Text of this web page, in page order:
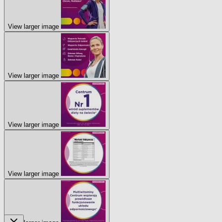
View larger image
View larger image
View larger image
View larger image